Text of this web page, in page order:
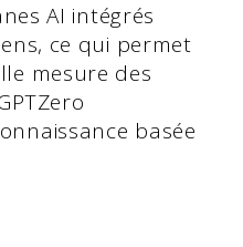
AI intégrés
ce qui permet
mesure des
basée